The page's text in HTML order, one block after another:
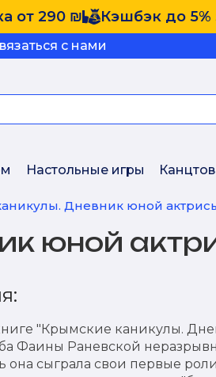
от 290 ₪ Кэшбэк до 5%
с нами
Настольные игры
Дневник юной
юной
"Крымские каникулы.
Фаины Раневской
она сыграла свои первые